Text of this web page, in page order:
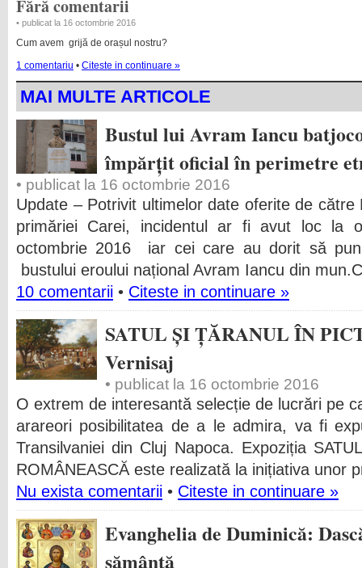
Fără comentarii
• publicat la 16 octombrie 2016
Cum avem grijă de orașul nostru?
1 comentariu • Citeste in continuare »
MAI MULTE ARTICOLE
Bustul lui Avram Iancu
împărțit oficial în perimetre
• publicat la 16 octombrie 2016
Update – Potrivit ultimelor date oferite de către
primăriei Carei, incidentul ar fi avut loc la
octombrie 2016 iar cei care au dorit să
bustului eroului național Avram Iancu din
10 comentarii • Citeste in continuare »
SATUL ȘI ȚĂRANUL ÎN
Vernisaj
• publicat la 16 octombrie 2016
O extrem de interesantă selecție de lucrări pe
arareori posibilitatea de a le admira, va fi
Transilvaniei din Cluj Napoca. Expoziția
ROMÂNEASCĂ este realizată la inițiativa unor
Nu exista comentarii • Citeste in continuare »
Evanghelia de Duminică:
sămânță